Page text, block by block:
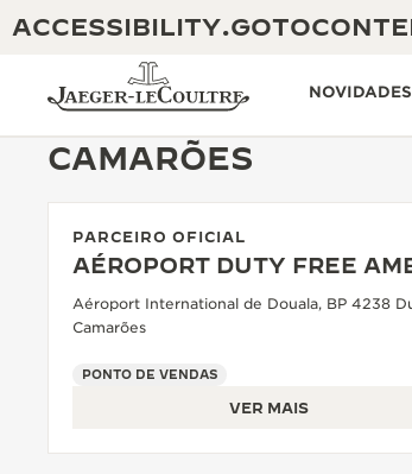
Envie um e-mail Boutiques
NOVIDADES
GARANTIA DO RELÓGIO
GARANTIA DO ATMOS
THE GOLDEN RATIO MUSICAL
O REVERSO 1931 CAFÉ
A EXPOSIÇÃO THE PERPETUAL
EXCELÊNCIA: MAIS DE 190 ANOS
CRIATIVIDADE: MAIS DE 430
DOMÍNIO: 108 OFÍCIOS
CAMARÕES
PARCEIRO OFICIAL
AÉROPORT DUTY FREE
Aéroport International de Douala, BP 4238
Camarões
PONTO DE VENDAS
VER MAIS